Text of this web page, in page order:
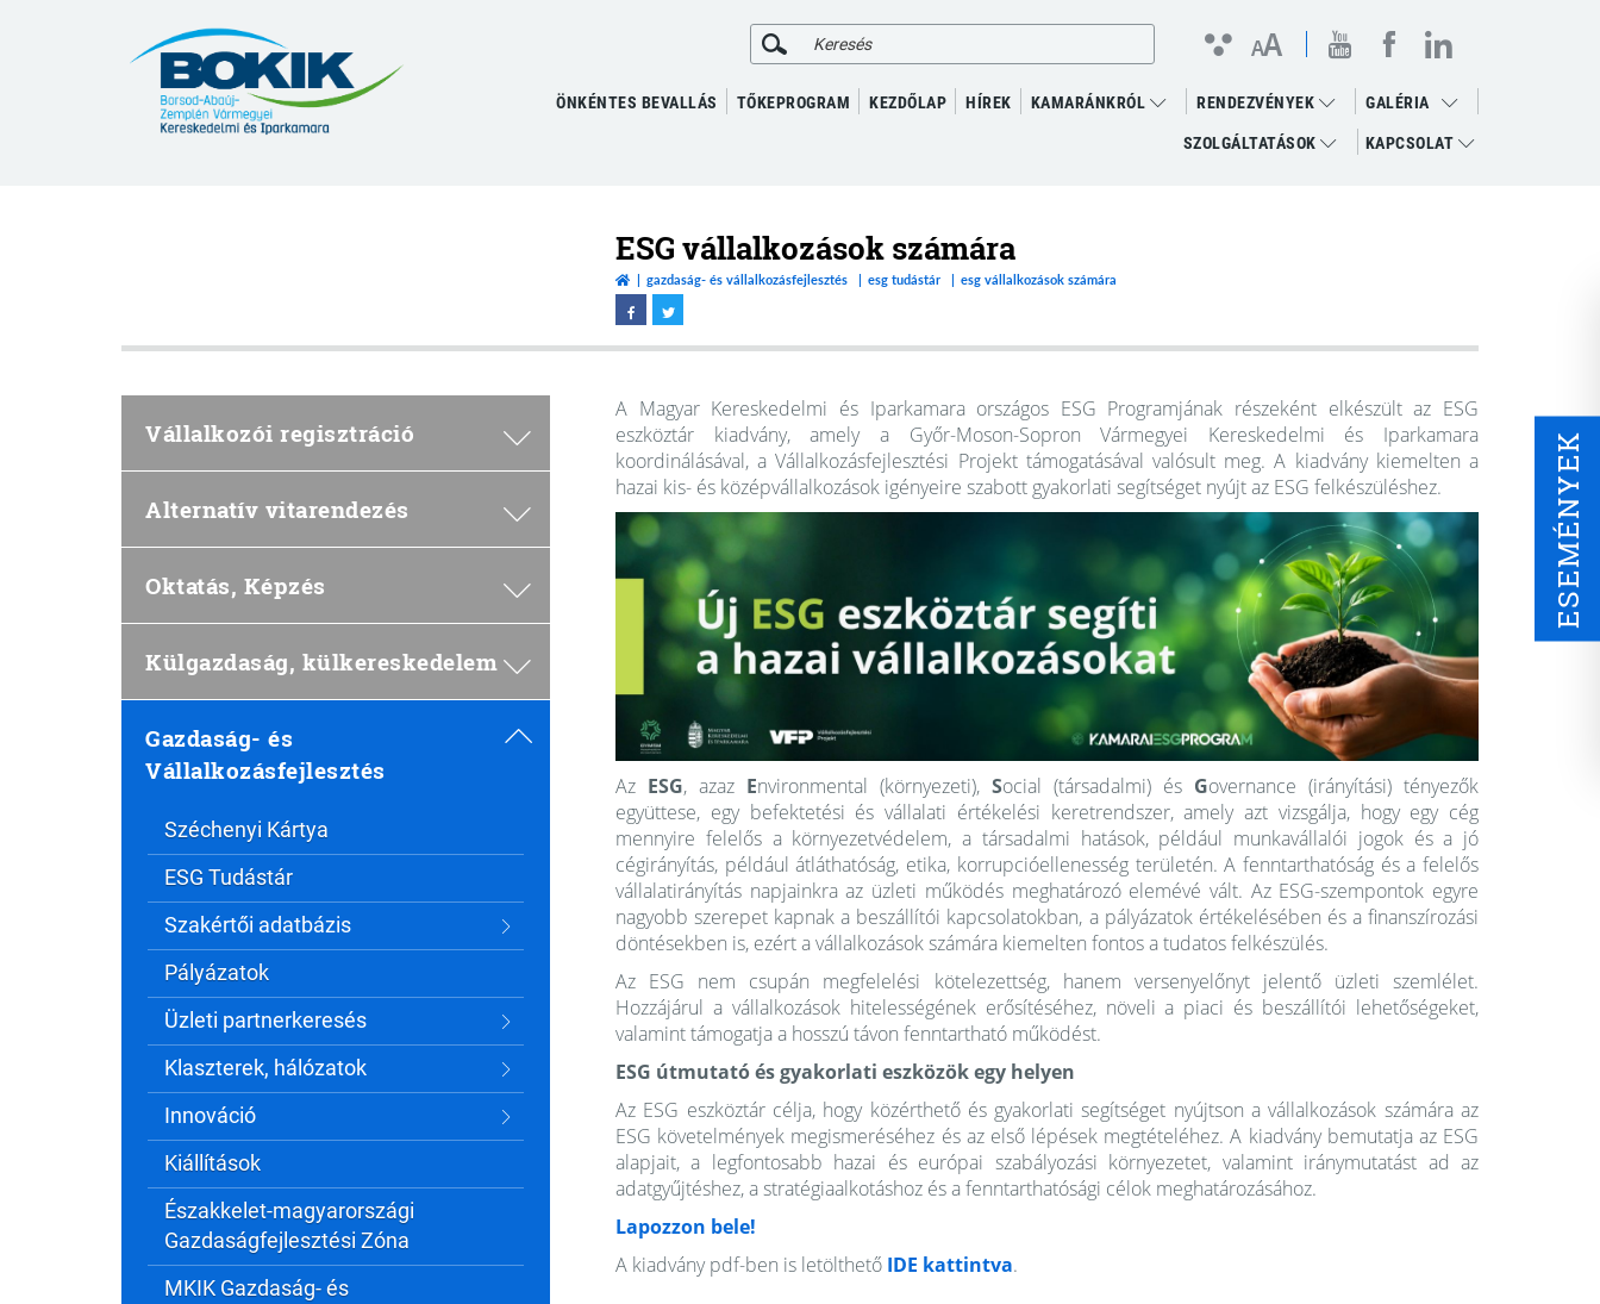
KERESÉS Kontraszt
nézet
Betűméret
AA youtube megnyitása
(open in new window)facebook megnyitása
(open in new window)linkedin megnyitása
ÖNKÉNTES BEVALLÁS TŐKEPROGRAM KEZDŐLAP HÍREK KAMARÁNKRÓL RENDEZVÉNYEK GALÉRIA
SZOLGÁLTATÁSOK KAPCSOLAT
ESG vállalkozások számára
gazdaság- és vállalkozásfejlesztés esg tudástár esg vállalkozások számára
Vállalkozói regisztráció
Alternatív vitarendezés
Oktatás, Képzés
Külgazdaság, külkereskedelem
Gazdaság- és
Vállalkozásfejlesztés
Széchenyi Kártya
ESG Tudástár
Szakértői adatbázis
Pályázatok
Üzleti partnerkeresés
Klaszterek, hálózatok
Innováció
Kiállítások
Északkelet-magyarországi
Gazdaságfejlesztési Zóna
MKIK Gazdaság- és
A Magyar Kereskedelmi és Iparkamara országos ESG Programjának részeként elkészült az ESG
eszköztár kiadvány, amely a Győr-Moson-Sopron Vármegyei Kereskedelmi és Iparkamara
koordinálásával, a Vállalkozásfejlesztési Projekt támogatásával valósult meg. A kiadvány kiemelten a
hazai kis- és középvállalkozások igényeire szabott gyakorlati segítséget nyújt az ESG felkészüléshez.
Az ESG, azaz Environmental (környezeti), Social (társadalmi) és Governance (irányítási) tényezők
együttese, egy befektetési és vállalati értékelési keretrendszer, amely azt vizsgálja, hogy egy cég
mennyire felelős a környezetvédelem, a társadalmi hatások, például munkavállalói jogok és a jó
cégirányítás, például átláthatóság, etika, korrupcióellenesség területén. A fenntarthatóság és a felelős
vállalatirányítás napjainkra az üzleti működés meghatározó elemévé vált. Az ESG-szempontok egyre
nagyobb szerepet kapnak a beszállítói kapcsolatokban, a pályázatok értékelésében és a finanszírozási
döntésekben is, ezért a vállalkozások számára kiemelten fontos a tudatos felkészülés.
Az ESG nem csupán megfelelési kötelezettség, hanem versenyelőnyt jelentő üzleti szemlélet.
Hozzájárul a vállalkozások hitelességének erősítéséhez, növeli a piaci és beszállítói lehetőségeket,
valamint támogatja a hosszú távon fenntartható működést.
ESG útmutató és gyakorlati eszközök egy helyen
Az ESG eszköztár célja, hogy közérthető és gyakorlati segítséget nyújtson a vállalkozások számára az
ESG követelmények megismeréséhez és az első lépések megtételéhez. A kiadvány bemutatja az ESG
alapjait, a legfontosabb hazai és európai szabályozási környezetet, valamint iránymutatást ad az
adatgyűjtéshez, a stratégiaalkotáshoz és a fenntarthatósági célok meghatározásához.
Lapozzon bele!
A kiadvány pdf-ben is letölthető IDE kattintva.
ESEMÉNYEK